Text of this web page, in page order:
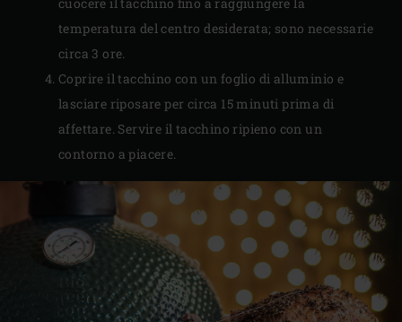
temperatura del centro desiderata; sono necessarie
circa 3 ore.
Coprire il tacchino con un foglio di alluminio e
lasciare riposare per circa 15 minuti prima di
affettare. Servire il tacchino ripieno con un
contorno a piacere.